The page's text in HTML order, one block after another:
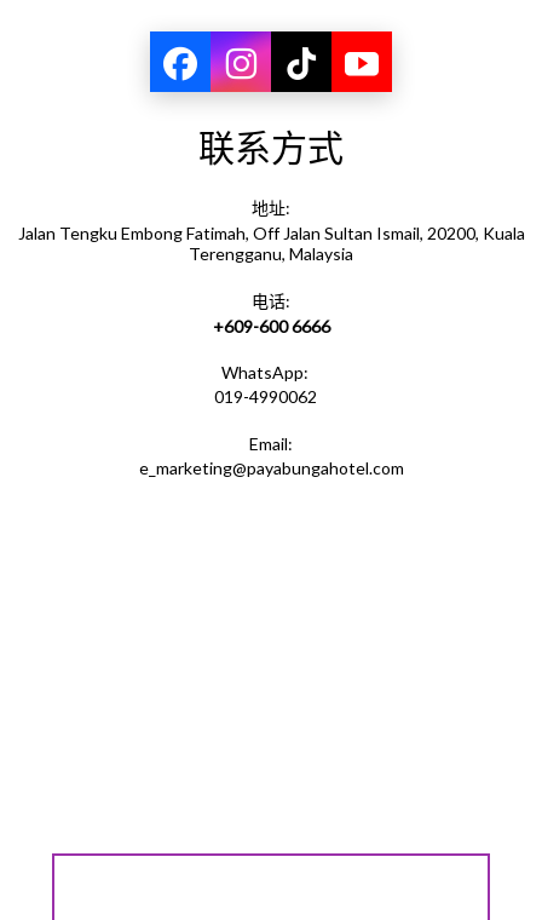
联系方式
地址:
Jalan Tengku Embong Fatimah, Off Jalan Sultan Ismail, 20200, Kuala
Terengganu, Malaysia
电话:
+609-600 6666
WhatsApp:
019-4990062
Email:
e_marketing@payabungahotel.com